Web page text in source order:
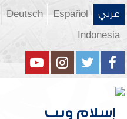
عربي Español
Deutsch
Indonesia